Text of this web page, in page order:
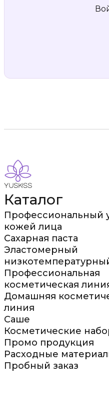
Каталог
Профессиональный
кожей лица
Сахарная паста
Эластомерный
Профессиональная
косметическая
Домашняя
линия
Саше
Косметические
Промо продукция
Расходные
Пробный заказ